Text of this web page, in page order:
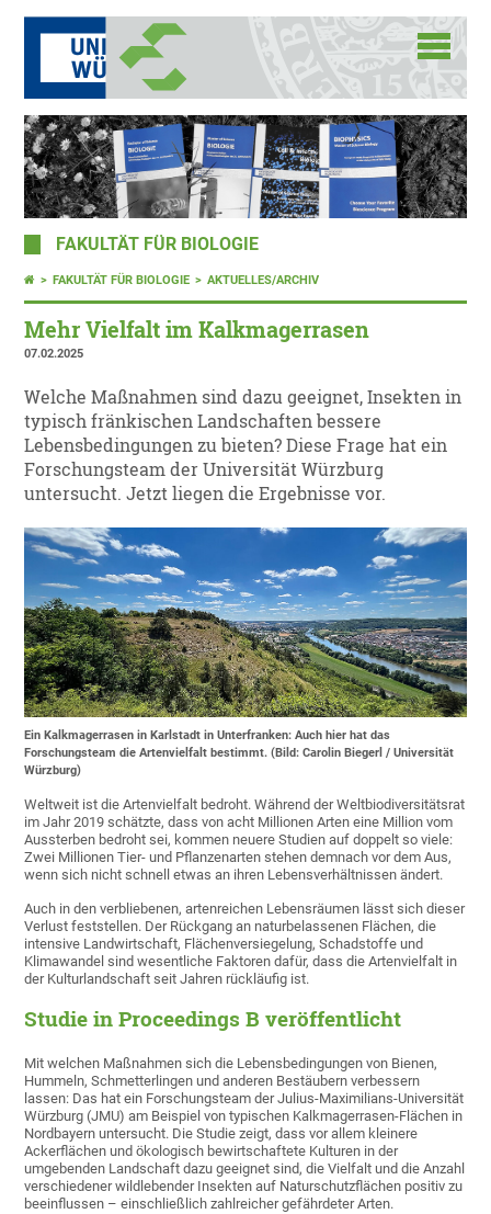
FAKULTÄT FÜR BIOLOGIE
FAKULTÄT FÜR BIOLOGIE AKTUELLES/ARCHIV
Mehr Vielfalt im Kalkmagerrasen
07.02.2025
Welche Maßnahmen sind dazu geeignet, Insekten in
typisch fränkischen Landschaften bessere
Lebensbedingungen zu bieten? Diese Frage hat ein
Forschungsteam der Universität Würzburg
untersucht. Jetzt liegen die Ergebnisse vor.
Ein Kalkmagerrasen in Karlstadt in Unterfranken: Auch hier hat das
Forschungsteam die Artenvielfalt bestimmt. (Bild: Carolin Biegerl / Universität
Würzburg)
Weltweit ist die Artenvielfalt bedroht. Während der Weltbiodiversitätsrat
im Jahr 2019 schätzte, dass von acht Millionen Arten eine Million vom
Aussterben bedroht sei, kommen neuere Studien auf doppelt so viele:
Zwei Millionen Tier- und Pflanzenarten stehen demnach vor dem Aus,
wenn sich nicht schnell etwas an ihren Lebensverhältnissen ändert.
Auch in den verbliebenen, artenreichen Lebensräumen lässt sich dieser
Verlust feststellen. Der Rückgang an naturbelassenen Flächen, die
intensive Landwirtschaft, Flächenversiegelung, Schadstoffe und
Klimawandel sind wesentliche Faktoren dafür, dass die Artenvielfalt in
der Kulturlandschaft seit Jahren rückläufig ist.
Studie in Proceedings B veröffentlicht
Mit welchen Maßnahmen sich die Lebensbedingungen von Bienen,
Hummeln, Schmetterlingen und anderen Bestäubern verbessern
lassen: Das hat ein Forschungsteam der Julius-Maximilians-Universität
Würzburg (JMU) am Beispiel von typischen Kalkmagerrasen-Flächen in
Nordbayern untersucht. Die Studie zeigt, dass vor allem kleinere
Ackerflächen und ökologisch bewirtschaftete Kulturen in der
umgebenden Landschaft dazu geeignet sind, die Vielfalt und die Anzahl
verschiedener wildlebender Insekten auf Naturschutzflächen positiv zu
beeinflussen – einschließlich zahlreicher gefährdeter Arten.